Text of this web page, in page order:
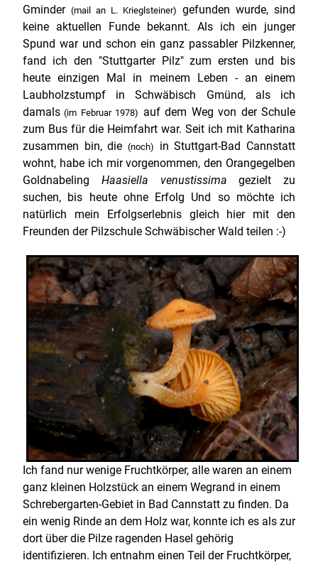
Gminder (mail an L. Krieglsteiner) gefunden wurde, sind
keine aktuellen Funde bekannt. Als ich ein junger
Spund war und schon ein ganz passabler Pilzkenner,
fand ich den "Stuttgarter Pilz" zum ersten und bis
heute einzigen Mal in meinem Leben - an einem
Laubholzstumpf in Schwäbisch Gmünd, als ich
damals (im Februar 1978) auf dem Weg von der Schule
zum Bus für die Heimfahrt war. Seit ich mit Katharina
zusammen bin, die (noch)
in Stuttgart-Bad Cannstatt
wohnt, habe ich mir vorgenommen, den Orangegelben
Goldnabeling Haasiella venustissima gezielt zu
suchen, bis heute ohne Erfolg Und so möchte ich
natürlich mein Erfolgserlebnis gleich hier mit den
Freunden der Pilzschule Schwäbischer Wald teilen :-)
Ich fand nur wenige Fruchtkörper, alle waren an einem
ganz kleinen Holzstück an einem Wegrand in einem
Schrebergarten-Gebiet in Bad Cannstatt zu finden. Da
ein wenig Rinde an dem Holz war, konnte ich es als zur
dort über die Pilze ragenden Hasel gehörig
identifizieren. Ich entnahm einen Teil der Fruchtkörper,